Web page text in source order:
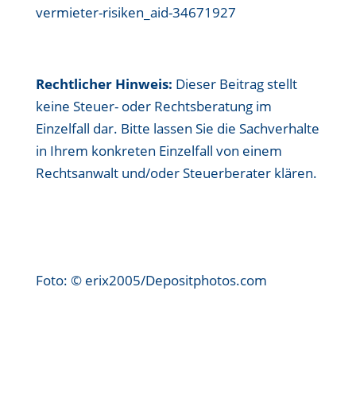
vermieter-risiken_aid-34671927
Rechtlicher Hinweis: Dieser Beitrag stellt
keine Steuer- oder Rechtsberatung im
Einzelfall dar. Bitte lassen Sie die Sachverhalte
in Ihrem konkreten Einzelfall von einem
Rechtsanwalt und/oder Steuerberater klären.
Foto: © erix2005/Depositphotos.com